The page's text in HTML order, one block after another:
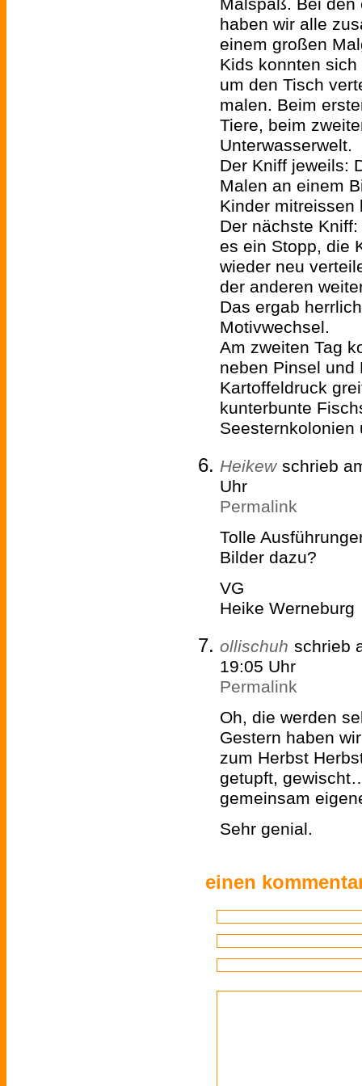
Malspaß. Bei
haben wir alle
einem großen
Kids konnten
um den Tisch
malen. Beim
Tiere, beim
Unterwasserwelt.
Der Kniff jeweils:
Malen an einem
Kinder mitreissen
Der nächste
es ein Stopp, die
wieder neu
der anderen
Das ergab
Motivwechsel.
Am zweiten Tag
neben Pinsel und
Kartoffeldruck
kunterbunte
Heikew schrieb
Uhr
Permalink
Tolle
Bilder dazu?
VG
Heike Werneburg
ollischuh schrieb
19:05 Uhr
Permalink
Oh, die werden
Gestern haben
zum Herbst
getupft,
gemeinsam
Sehr genial.
einen